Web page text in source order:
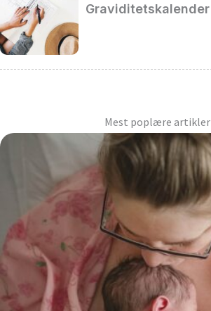
Graviditetskalender
Mest poplære artikler